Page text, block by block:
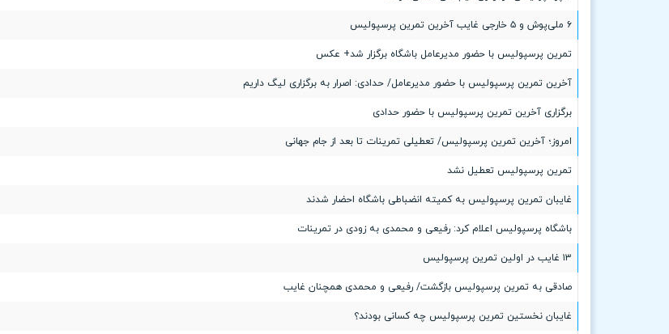
۶ ملی‌پوش و ۵ خارجی غایب آخرین تمرین پرسپولیس
تمرین پرسپولیس با حضور مدیرعامل باشگاه برگزار شد+ عکس
آخرین تمرین پرسپولیس با حضور مدیرعامل/ حدادی: اصرار به برگزاری لیگ داریم
برگزاری آخرین تمرین پرسپولیس با حضور حدادی
امروز؛ آخرین تمرین پرسپولیس/ تعطیلی تمرینات تا بعد از جام جهانی
تمرین پرسپولیس تعطیل نشد
غایبان تمرین پرسپولیس به کمیته انضباطی باشگاه احضار شدند
باشگاه پرسپولیس اعلام کرد: رفیعی و محمدی به زودی در تمرینات
۱۳ غایب در اولین تمرین پرسپولیس
صادقی به تمرین پرسپولیس بازگشت/ رفیعی و محمدی همچنان غایب
غایبان نخستین تمرین پرسپولیس چه کسانی بودند؟